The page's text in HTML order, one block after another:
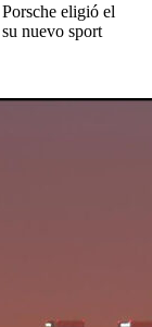
eligió el
nuevo sport